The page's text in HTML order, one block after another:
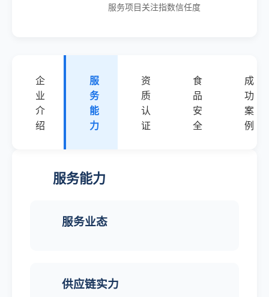
服务项目关注指数信任度
企
业
介
绍
服
务
能
力
资
质
认
证
食
品
安
全
成
功
案
例
服务能力
服务业态
供应链实力